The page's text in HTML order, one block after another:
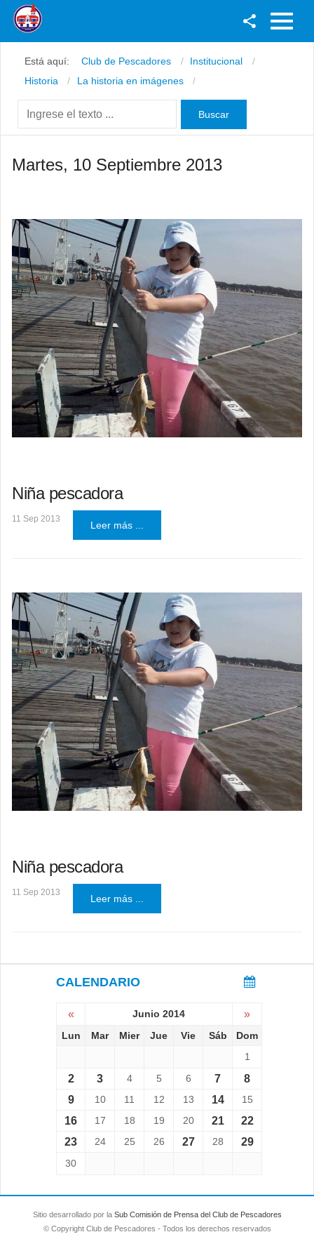
Youtube
Instagram
Está aquí: Club de Pescadores
Institucional
Historia
La historia en imágenes
Martes, 10 Septiembre 2013
Niña pescadora
11 Sep 2013
Leer más ...
Niña pescadora
11 Sep 2013
Leer más ...
CALENDARIO
« Junio 2014 »
Lun Mar Mier Jue Vie Sáb
Dom
1
2 3 4 5 6 7
8
9
10 11 12 13 14 15
16 17 18 19 20 21
22
23
24 25 26 27 28 29
30
Sitio desarrollado por la Sub Comisión de Prensa del Club de Pescadores
© Copyright Club de Pescadores - Todos los derechos reservados